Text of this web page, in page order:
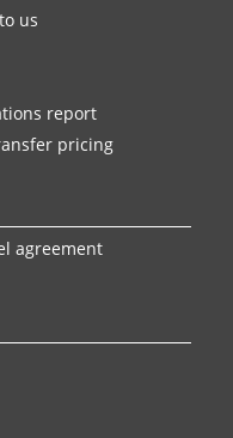
us
report
pricing
agreement